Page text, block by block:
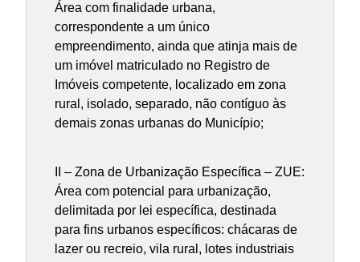
Área com finalidade urbana,
correspondente a um único
empreendimento, ainda que atinja mais de
um imóvel matriculado no Registro de
Imóveis competente, localizado em zona
rural, isolado, separado, não contíguo às
demais zonas urbanas do Município;
II – Zona de Urbanização Específica – ZUE:
Área com potencial para urbanização,
delimitada por lei específica, destinada
para fins urbanos específicos: chácaras de
lazer ou recreio, vila rural, lotes industriais